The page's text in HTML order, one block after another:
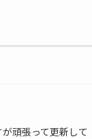
頑張って更新して